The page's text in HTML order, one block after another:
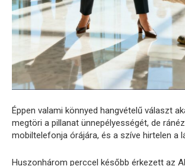
Éppen valami könnyed hangvételű választ
megtöri a pillanat ünnepélyességét, de
mobiltelefonja órájára, és a szíve hirtelen a
Huszonhárom perccel később érkezett az